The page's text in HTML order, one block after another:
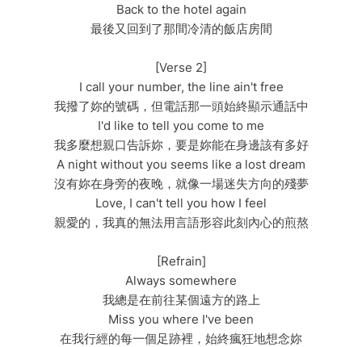
Back to the hotel again
最後又回到了那間冷清的飯店房間
[Verse 2]
I call your number, the line ain't free
我撥了妳的號碼，但電話那一頭始終顯示通話中
I'd like to tell you come to me
我多麼想親口告訴妳，要是妳能在身邊該有多好
A night without you seems like a lost dream
沒有妳在身旁的夜晚，就像一場迷失方向的殘夢
Love, I can't tell you how I feel
親愛的，我真的無法用言語形容此刻內心的煎熬
[Refrain]
Always somewhere
我總是在前往某個遠方的路上
Miss you where I've been
在我行經的每一個足跡裡，始終瘋狂地想念妳